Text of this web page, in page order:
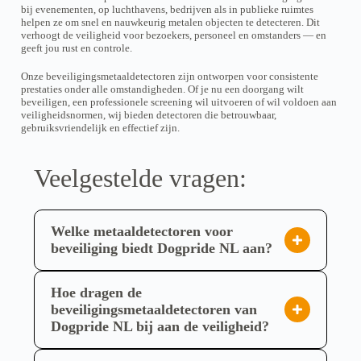
e
n
o
p
e
p
r
o
d
p
a
n
a
e
n
o
e
p
r
o
p
a
n
a
bij evenementen, op luchthavens, bedrijven als in publieke ruimtes
helpen ze om snel en nauwkeurig metalen objecten te detecteren. Dit
verhoogt de veiligheid voor bezoekers, personeel en omstanders — en
geeft jou rust en controle.
Onze beveiligingsmetaaldetectoren zijn ontworpen voor consistente
prestaties onder alle omstandigheden. Of je nu een doorgang wilt
beveiligen, een professionele screening wil uitvoeren of wil voldoen aan
veiligheidsnormen, wij bieden detectoren die betrouwbaar,
gebruiksvriendelijk en effectief zijn.
Veelgestelde vragen:
Welke metaaldetectoren voor
beveiliging biedt Dogpride NL aan?
Dogpride NL biedt een gespecialiseerd assortiment
metaaldetectoren voor diverse
beveiligingsbehoeften. Dit omvat de
SCANFORCE metaaldetector handschoenen in
verschillende varianten, die een discrete en
Hoe dragen de
beveiligingsmetaaldetectoren van
Dogpride NL bij aan de veiligheid?
De beveiligingsmetaaldetectoren van Dogpride NL